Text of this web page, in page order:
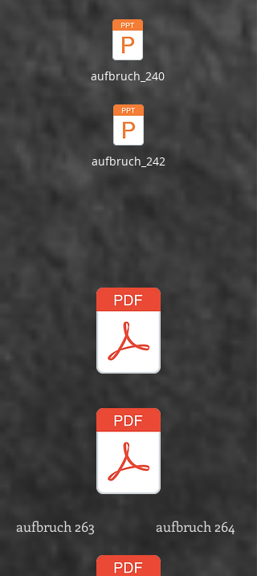
aufbruch_240
aufbruch_242
aufbruch 263 aufbruch 264